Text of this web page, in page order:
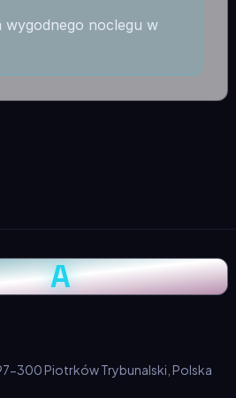
wygodnego noclegu w
A
300 Piotrków Trybunalski, Polska